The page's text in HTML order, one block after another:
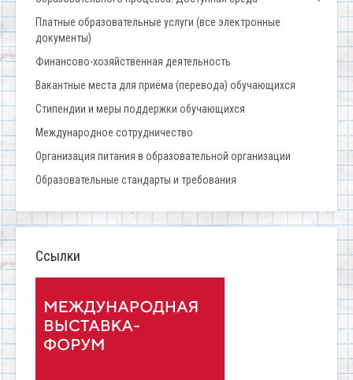
Платные образовательные услуги (все электронные
документы)
Финансово-хозяйственная деятельность
Вакантные места для приёма (перевода) обучающихся
Стипендии и меры поддержки обучающихся
Международное сотрудничество
Организация питания в образовательной организации
Образовательные стандарты и требования
Ссылки